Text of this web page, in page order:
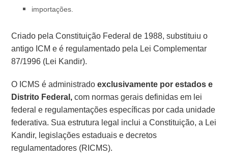
importações.
Criado pela Constituição Federal de 1988, substituiu o
antigo ICM e é regulamentado pela Lei Complementar
87/1996 (Lei Kandir).
O ICMS é administradoexclusivamente por estados e
Distrito Federal,com normas gerais definidas em lei
federal e regulamentações específicas por cada unidade
federativa. Sua estrutura legal inclui a Constituição, a Lei
Kandir, legislações estaduais e decretos
regulamentadores (RICMS).